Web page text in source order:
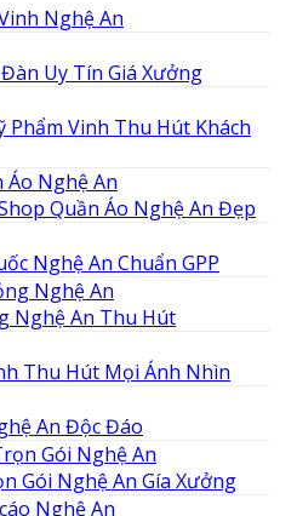
Nghệ An
Uy Tín Giá Xưởng
Phẩm Vinh Thu Hút Khách
Quần Áo Nghệ An Đẹp
Nghệ An Chuẩn GPP
Nghệ An Thu Hút
Thu Hút Mọi Ánh Nhìn
An Độc Đáo
Gói Nghệ An Gía Xưởng